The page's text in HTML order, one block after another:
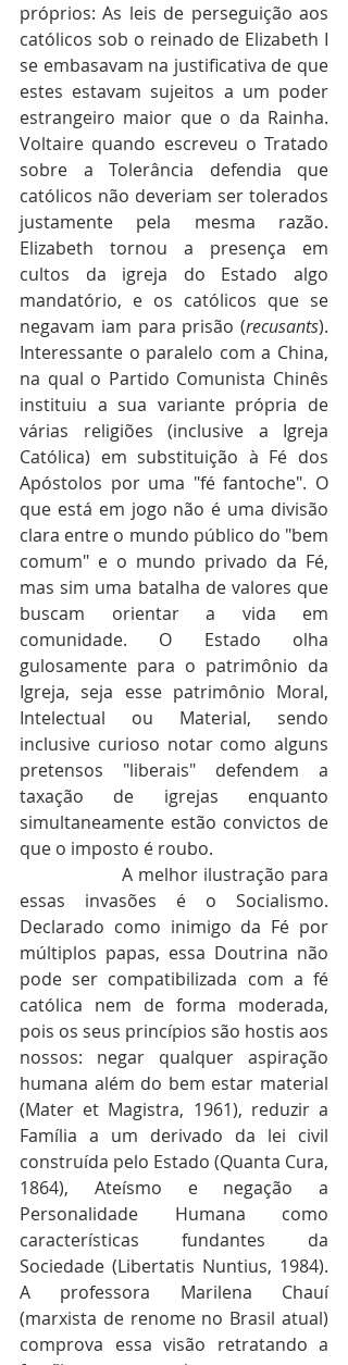
próprios: As leis de perseguição aos
católicos sob o reinado de Elizabeth I
se embasavam na justificativa de que
estes estavam sujeitos a um poder
estrangeiro maior que o da Rainha.
Voltaire quando escreveu o Tratado
sobre a Tolerância defendia que
católicos não deveriam ser tolerados
justamente pela mesma razão.
Elizabeth tornou a presença em
cultos da igreja do Estado algo
mandatório, e os católicos que se
negavam iam para prisão (recusants).
Interessante o paralelo com a China,
na qual o Partido Comunista Chinês
instituiu a sua variante própria de
várias religiões (inclusive a Igreja
Católica) em substituição à Fé dos
Apóstolos por uma "fé fantoche". O
que está em jogo não é uma divisão
clara entre o mundo público do "bem
comum" e o mundo privado da Fé,
mas sim uma batalha de valores que
buscam orientar a vida em
comunidade. O Estado olha
gulosamente para o patrimônio da
Igreja, seja esse patrimônio Moral,
Intelectual ou Material, sendo
inclusive curioso notar como alguns
pretensos "liberais" defendem a
taxação de igrejas enquanto
simultaneamente estão convictos de
que o imposto é roubo.
                   A melhor ilustração para
essas invasões é o Socialismo.
Declarado como inimigo da Fé por
múltiplos papas, essa Doutrina não
pode ser compatibilizada com a fé
católica nem de forma moderada,
pois os seus princípios são hostis aos
nossos: negar qualquer aspiração
humana além do bem estar material
(Mater et Magistra, 1961), reduzir a
Família a um derivado da lei civil
construída pelo Estado (Quanta Cura,
1864), Ateísmo e negação a
Personalidade Humana como
características fundantes da
Sociedade (Libertatis Nuntius, 1984).
A professora Marilena Chauí
(marxista de renome no Brasil atual)
comprova essa visão retratando a